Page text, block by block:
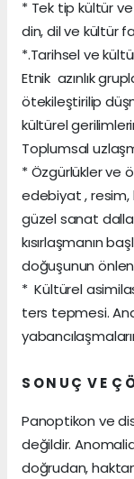
* Tek tip kültür ve
din, dil ve kültür
*.Tarihsel ve
Etnik azınlık
ötekileştirilip
kültürel
Toplumsal
* Özgürlükler ve
edebiyat ,
güzel sanat
kısırlaşmanın
doğuşunun
* Kültürel
ters tepmesi.
S O N U Ç V E Ç
Panoptikon ve
değildir.
doğrudan,